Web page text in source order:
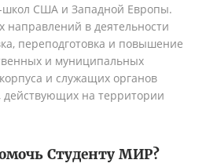
школ США и Западной Европы.
в деятельности
переподготовка и повышение
и муниципальных
и служащих органов
действующих на территории
Студенту МИР?